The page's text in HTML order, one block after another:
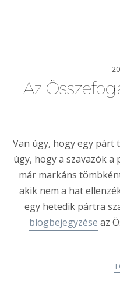
Az
Van úgy, hogy egy párt
úgy, hogy a szavazók
már markáns
akik nem a hat
egy hetedik pártra
blogbejegyzése az